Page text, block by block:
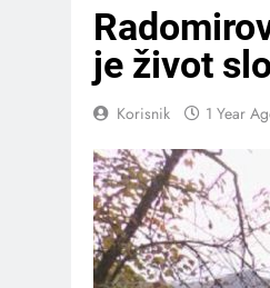
je život
Korisnik 1 Year